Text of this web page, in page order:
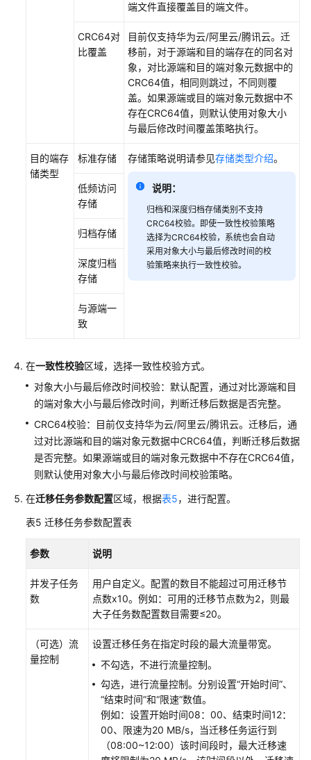
下
线）
据
迁
移
迁
移
中
Agent
作
南
践
端文件直接覆盖目的端文件。
CRC64对
比覆盖
目前仅支持华为云/阿里云/腾讯云。迁
移前，对于源端和目的端存在的同名对
象，对比源端和目的端对象元数据中的
CRC64值，相同则跳过，不同则覆
盖。如果源端或目的端对象元数据中不
存在CRC64值，则默认使用对象大小
与最后修改时间覆盖策略执行。
目的端存
储类型
标准存储 存储策略说明请参见存储类型介绍。
说明：
归档和深度归档存储类别不支持
CRC64校验。即使一致性校验策略
选择为CRC64校验，系统也会自动
采用对象大小与最后修改时间的校
验策略来执行一致性校验。
低频访问
存储
归档存储
深度归档
存储
与源端一
致
在一致性校验区域，选择一致性校验方式。
对象大小与最后修改时间校验：默认配置，通过对比源端和目
的端对象大小与最后修改时间，判断迁移后数据是否完整。
CRC64校验：目前仅支持华为云/阿里云/腾讯云。迁移后，通
过对比源端和目的端对象元数据中CRC64值，判断迁移后数据
是否完整。如果源端或目的端对象元数据中不存在CRC64值，
则默认使用对象大小与最后修改时间校验策略。
在迁移任务参数配置区域，根据表5，进行配置。
表5 迁移任务参数配置表
参数 说明
并发子任务
数
用户自定义。配置的数目不能超过可用迁移节
点数x10。例如：可用的迁移节点数为2，则最
大子任务数配置数目需要≤20。
（可选）流
量控制
设置迁移任务在指定时段的最大流量带宽。
不勾选，不进行流量控制。
勾选，进行流量控制。分别设置“开始时间”、
“结束时间”和“限速”数值。
例如：设置开始时间08：00、结束时间12：
00、限速为20 MB/s，当迁移任务运行到
（08:00~12:00）该时间段时，最大迁移速